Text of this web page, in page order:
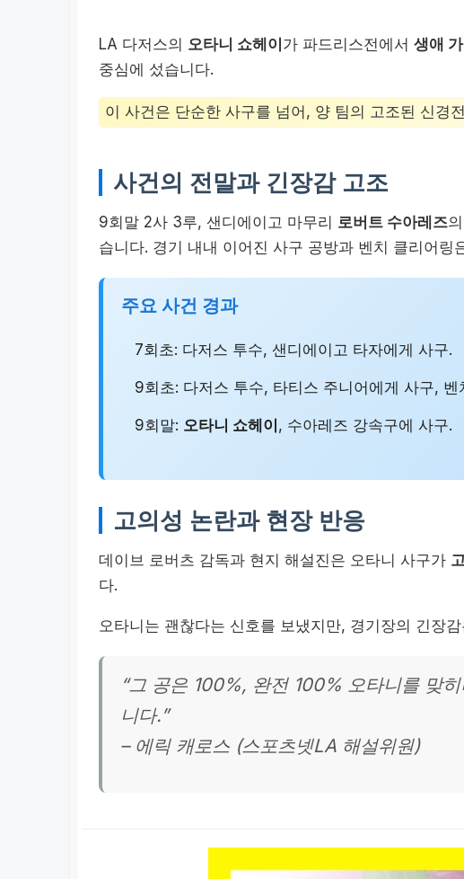
LA 다저스의 오타니 쇼헤이가 파드리스전에서생애
중심에 섰습니다.
이 사건은 단순한 사구를 넘어, 양 팀의 고조된 신경
사건의 전말과 긴장감 고조
9회말 2사 3루, 샌디에이고 마무리 로버트 수아레즈
습니다. 경기 내내 이어진 사구 공방과 벤치 클리어링
주요 사건 경과
7회초: 다저스 투수, 샌디에이고 타자에게 사구.
9회초: 다저스 투수, 타티스 주니어에게 사구, 벤
9회말: 오타니 쇼헤이, 수아레즈 강속구에 사구.
고의성 논란과 현장 반응
데이브 로버츠 감독과 현지 해설진은 오타니 사구가
다.
오타니는 괜찮다는 신호를 보냈지만, 경기장의 긴장
“그 공은 100%, 완전 100% 오타니를 맞
니다.”
– 에릭 캐로스 (스포츠넷LA 해설위원)